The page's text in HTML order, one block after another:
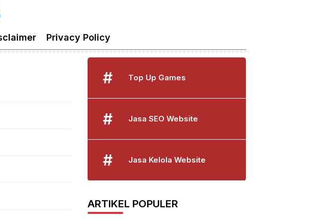
Privacy Policy
# Top Up Games
# Jasa SEO Website
# Jasa Kelola Website
ARTIKEL POPULER